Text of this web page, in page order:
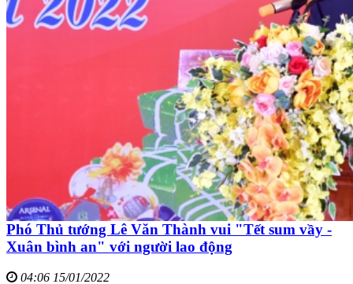
Phó Thủ tướng Lê Văn Thành vui "Tết sum vầy -
Xuân bình an" với người lao động
04:06 15/01/2022